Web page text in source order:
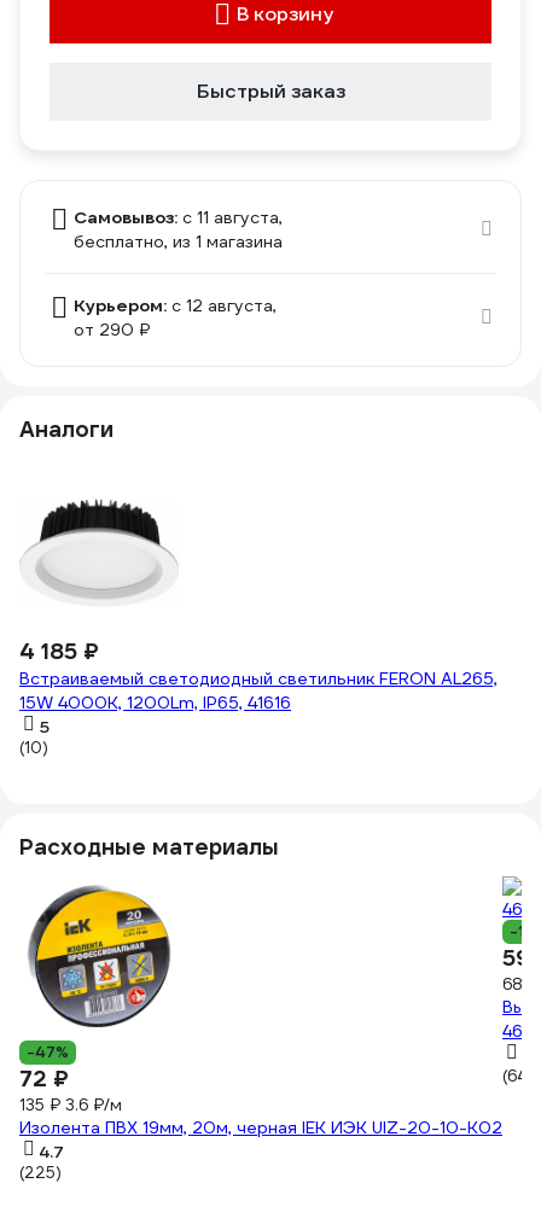
В корзину
Быстрый заказ
Самовывоз: c 11 августа,
бесплатно, из 1 магазина
Курьером: c 12 августа,
от 290 ₽
Аналоги
4 185 ₽
Встраиваемый светодиодный светильник FERON AL265,
15W 4000К, 1200Lm, IP65, 41616
5
(10)
Расходные материалы
-47%
72 ₽
135 ₽ 3.6 ₽/м
Изолента ПВХ 19мм, 20м, черная IEK ИЭК UIZ-20-10-K02
4.7
(225)
-
59
68 ₽
(64)